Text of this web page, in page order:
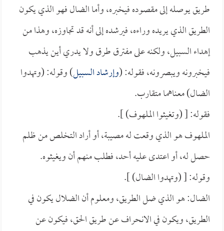
طريق يوصله إلى مقصوده فيخبره، وأما الضال فهو الذي يكون
الطريق الذي يريده وراءه، فيرشده إلى أنه قد تجاوزه، وهذا من
إهداء السبيل، ولكنه على مفترق طرق ولا يدري أين يذهب
فيخبرونه ويبصرونه، فقوله: (وإرشاد السبيل) وقوله: (وتهدوا
الضال) معناهما متقارب.
فقوله: [ (وتغيثوا الملهوف) ].
الملهوف هو الذي وقعت له مصيبة، أو أراد التخلص من ظلم
حصل له، أو اعتدى عليه أحد، فطلب منهم أن ويغيثوه.
وقوله: [ (وتهدوا الضال) ].
الضال: هو الذي ضل الطريق، ومعلوم أن الضلال يكون في
الطريق، ويكون في الانحراف عن طريق الحق، فيكون عن